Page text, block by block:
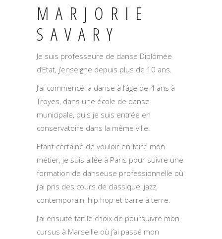
MARJORIE
SAVARY
Je suis professeure de danse Diplômée
d’Etat, j’enseigne depuis plus de 10 ans.
J’ai commencé la danse à l’âge de 4 ans à
Troyes, dans une école de danse
municipale, puis je suis entrée en
conservatoire dans la même ville.
Etant certaine de vouloir en faire mon
métier, je suis allée à Paris pour suivre une
formation de danseuse professionnelle où
j’ai pris des cours de classique, jazz,
contemporain, hip hop et barre à terre.
J’ai ensuite fait le choix de poursuivre mon
cursus à Marseille où j’ai passé mon